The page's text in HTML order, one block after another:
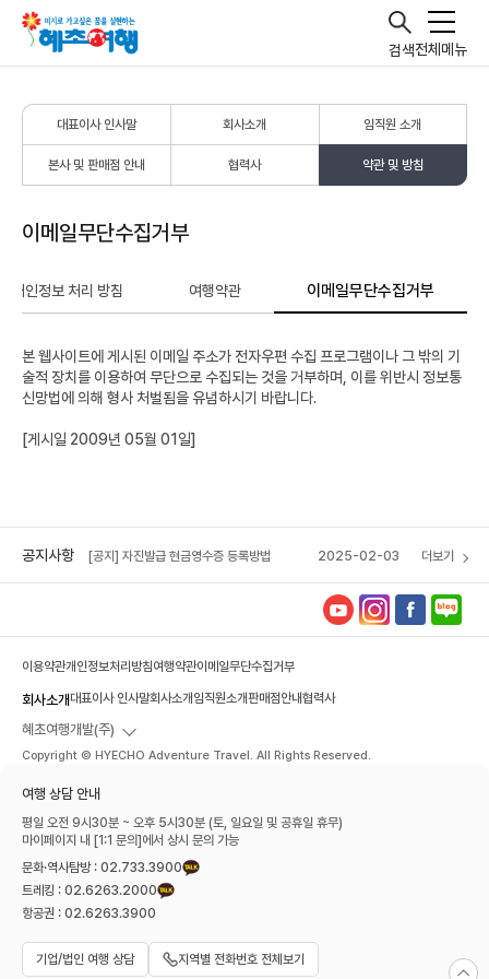
검색전체메뉴
대표이사 인사말 회사소개 임직원 소개
본사 및 판매점 안내 협력사 약관 및 방침
이메일무단수집거부
개인정보 처리 방침 여행약관 이메일무단수집거부
본 웹사이트에 게시된 이메일 주소가 전자우편 수집 프로그램이나 그 밖의 기
술적 장치를 이용하여 무단으로 수집되는 것을 거부하며, 이를 위반시 정보통
신망법에 의해 형사 처벌됨을 유념하시기 바랍니다.
[게시일 2009년 05월 01일]
공지사항 [공지] 자진발급 현금영수증 등록방법 2025-02-03
[혜초 VIP 멤버십] 포인트 소멸 예정 안내 2026-04-14
더보기
여행 상담 안내
평일 오전 9시30분 ~ 오후 5시30분 (토, 일요일 및 공휴일 휴무)
마이페이지 내 [1:1 문의]에서 상시 문의 가능
문화·역사탐방 : 02.733.3900
트레킹 : 02.6263.2000
항공권 : 02.6263.3900
기업/법인 여행 상담 지역별 전화번호 전체보기
이용약관개인정보처리방침여행약관이메일무단수집거부
회사소개 대표이사 인사말회사소개 임직원소개판매점안내협력사
혜초여행개발(주)
Copyright © HYECHO Adventure Travel. All Rights Reserved.